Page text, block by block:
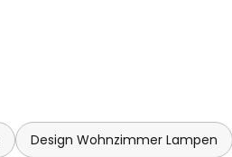
Design Wohnzimmer Lampen